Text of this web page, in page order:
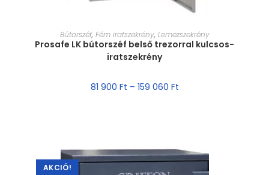
MÉRET VÁLASZTÁSA
Bútorszéf, Fém iratszekrény, Lemezszekrény
Prosafe LK bútorszéf belső trezorral kulcsos-
iratszekrény
81 900 Ft – 159 060 Ft
AKCIÓ!